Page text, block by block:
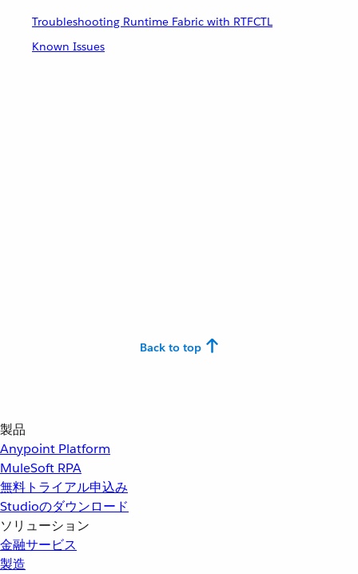
Troubleshooting Runtime Fabric with RTFCTL
Known Issues
Back to top
製品
Anypoint Platform
MuleSoft RPA
無料トライアル申込み
Studioのダウンロード
ソリューション
金融サービス
製造